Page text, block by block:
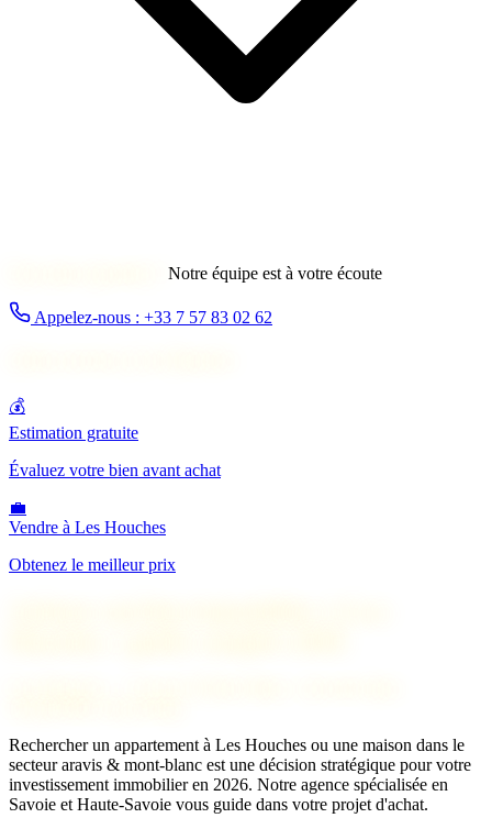
Notre équipe est à votre écoute
Appelez-nous : +33 7 57 83 02 62
💰
Estimation gratuite
Évaluez votre bien avant achat
💼
Vendre à Les Houches
Obtenez le meilleur prix
Rechercher un appartement à Les Houches ou une maison dans le
secteur aravis & mont-blanc est une décision stratégique pour votre
investissement immobilier en 2026. Notre agence spécialisée en
Savoie et Haute-Savoie vous guide dans votre projet d'achat.